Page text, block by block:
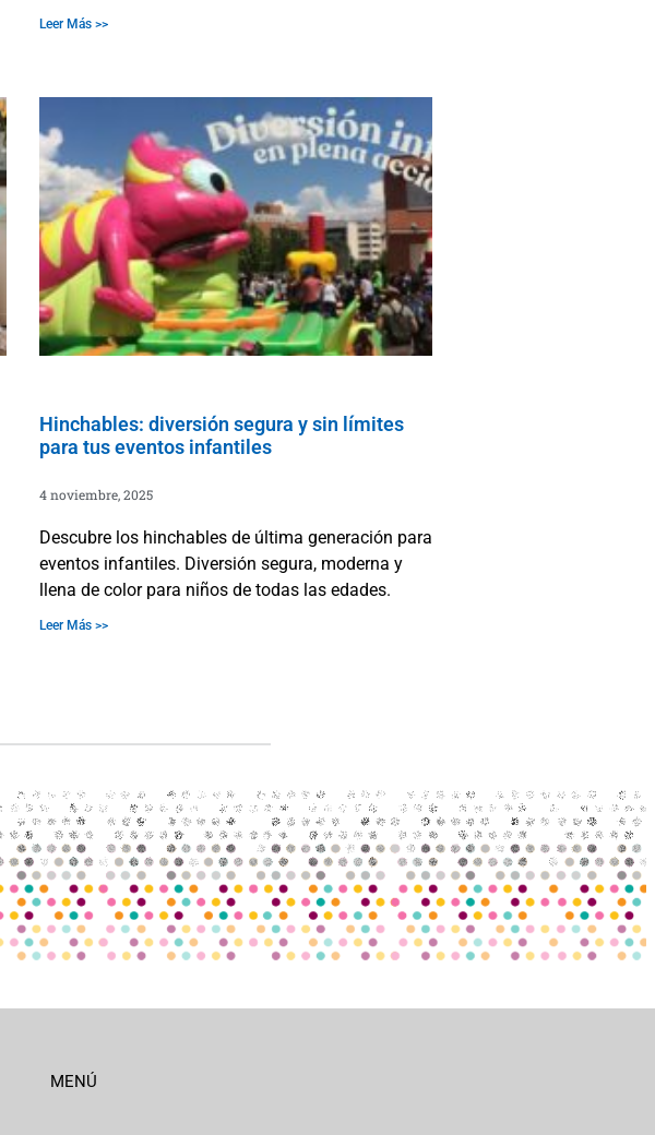
Leer Más >>
Hinchables: diversión segura y sin límites
para tus eventos infantiles
4 noviembre, 2025
Descubre los hinchables de última generación para
eventos infantiles. Diversión segura, moderna y
llena de color para niños de todas las edades.
Leer Más >>
MENÚ